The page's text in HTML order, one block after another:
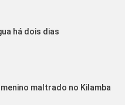
há dois dias
maltrado no Kilamba